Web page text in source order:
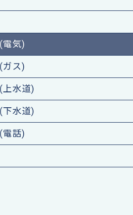
電気)
ガス)
上水道)
下水道)
電話)